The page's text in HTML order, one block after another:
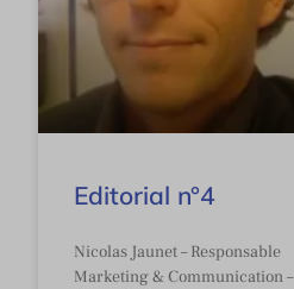
Editorial n°4
Nicolas Jaunet – Responsable
Marketing & Communication –